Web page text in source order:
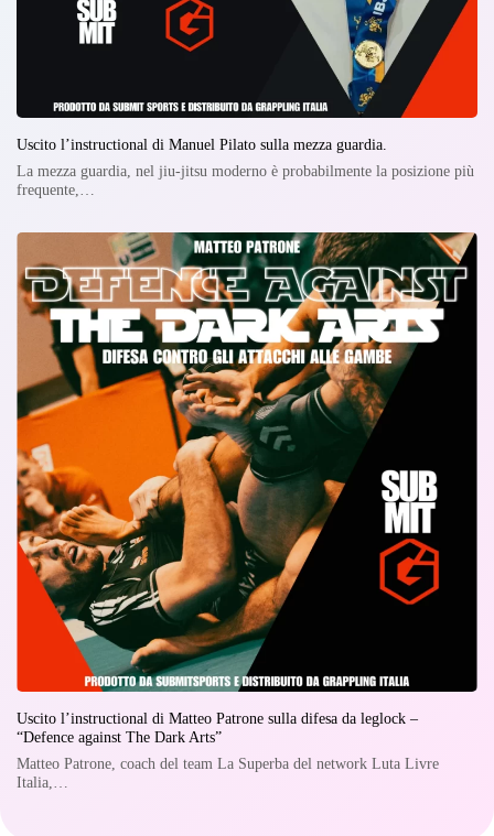
Uscito l’instructional di Manuel Pilato sulla mezza guardia.
La mezza guardia, nel jiu-jitsu moderno è probabilmente la posizione più
frequente,…
Uscito l’instructional di Matteo Patrone sulla difesa da leglock –
“Defence against The Dark Arts”
Matteo Patrone, coach del team La Superba del network Luta Livre
Italia,…